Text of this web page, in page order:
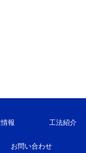
報 工法紹介
お問い合わせ